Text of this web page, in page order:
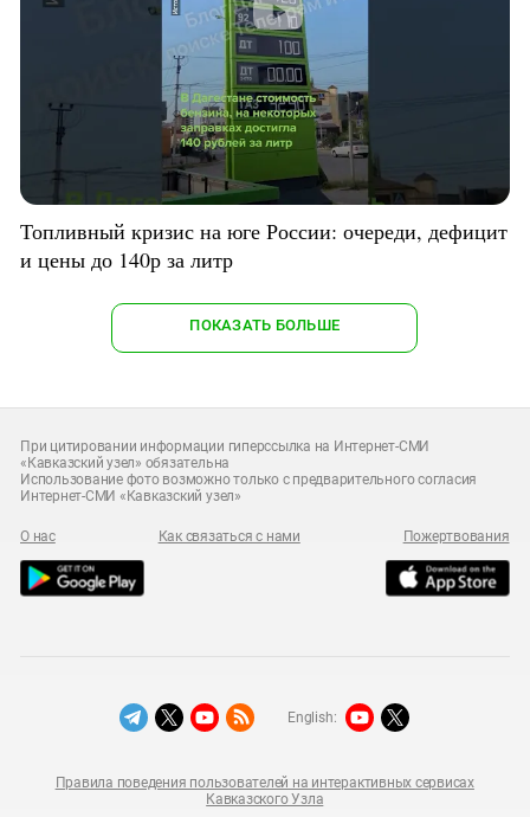
Топливный кризис на юге России: очереди, дефицит
и цены до 140р за литр
ПОКАЗАТЬ БОЛЬШЕ
При цитировании информации гиперссылка на Интернет-СМИ
«Кавказский узел» обязательна
Использование фото возможно только с предварительного согласия
Интернет-СМИ «Кавказский узел»
О нас Как связаться с нами Пожертвования
Правила поведения пользователей на интерактивных сервисах
Кавказского Узла
English: